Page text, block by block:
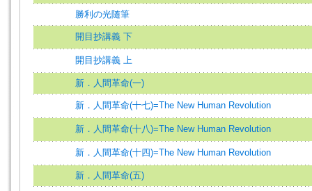
勝利の光随筆
開目抄講義 下
開目抄講義 上
新．人間革命(一)
新．人間革命(十七)=The New Human Revolution
新．人間革命(十八)=The New Human Revolution
新．人間革命(十四)=The New Human Revolution
新．人間革命(五)